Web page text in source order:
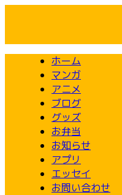
ホーム
マンガ
アニメ
ブログ
グッズ
お弁当
お知らせ
アプリ
エッセイ
お問い合わせ